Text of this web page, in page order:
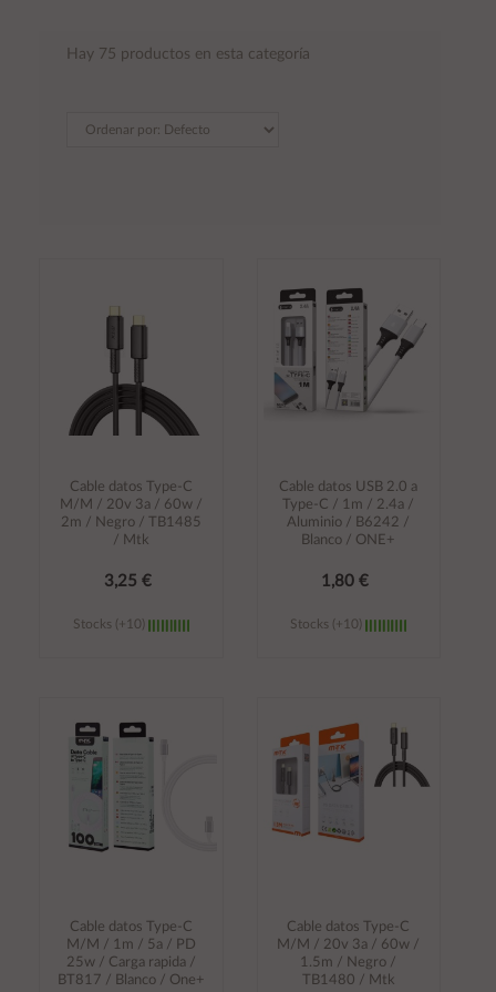
Hay 75 productos en esta categoría
Cable datos Type-C
M/M / 20v 3a / 60w /
2m / Negro / TB1485
/ Mtk
3,25 €
Stocks (+10)
carrito
Cable datos USB 2.0 a
Type-C / 1m / 2.4a /
Aluminio / B6242 /
Blanco / ONE+
1,80 €
Stocks (+10)
carrito
Cable datos Type-C
M/M / 1m / 5a / PD
25w / Carga rapida /
BT817 / Blanco / One+
Cable datos Type-C
M/M / 20v 3a / 60w /
1.5m / Negro /
TB1480 / Mtk